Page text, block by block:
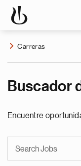
Carreras
Buscador
Encuentre